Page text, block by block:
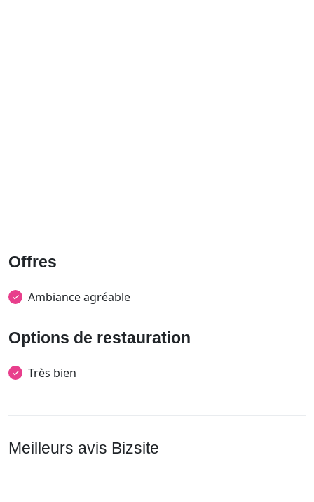
Offres
Ambiance agréable
Options de restauration
Très bien
Meilleurs avis Bizsite